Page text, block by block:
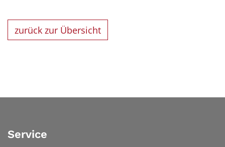
zurück zur Übersicht
Service